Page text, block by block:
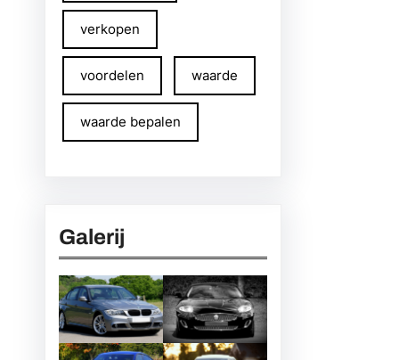
verkopen
voordelen waarde
waarde bepalen
Galerij